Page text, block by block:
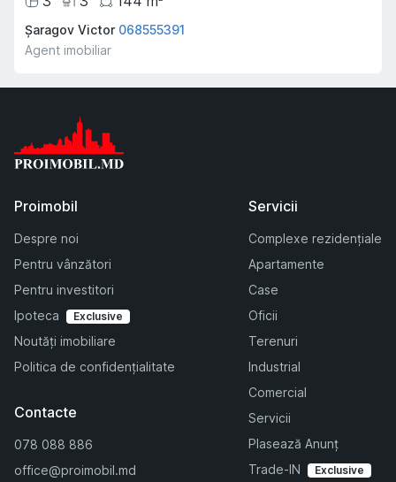
Șaragov Victor 068555391
Agent imobiliar
Proimobil
Despre noi
Pentru vânzători
Pentru investitori
Ipoteca
Exclusive
Noutăți imobiliare
Politica de confidențialitate
Servicii
Complexe rezidențiale
Apartamente
Case
Oficii
Terenuri
Industrial
Comercial
Servicii
Plasează Anunț
Trade-IN
Exclusive
Contacte
078 088 886
office@proimobil.md